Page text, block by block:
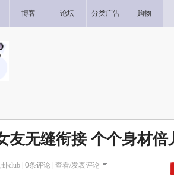
博客 论坛 分类广告 购物
友无缝衔接 个个身材倍
club | 0条评论 | 查看/发表评论